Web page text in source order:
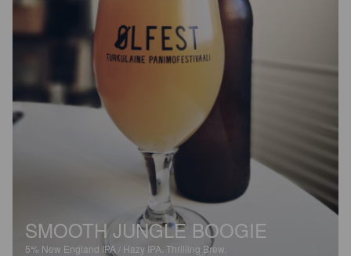
SMOOTH JUNGLE BOOGIE
5% New England IPA / Hazy IPA. Thrilling Brew.